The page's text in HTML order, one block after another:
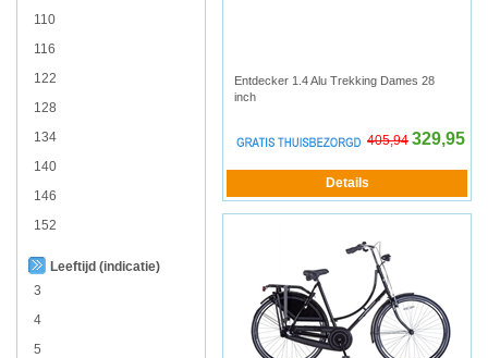
110
116
122
128
134
140
146
152
Leeftijd (indicatie)
3
4
5
Entdecker 1.4 Alu Trekking Dames 28
inch
405,94 329,95